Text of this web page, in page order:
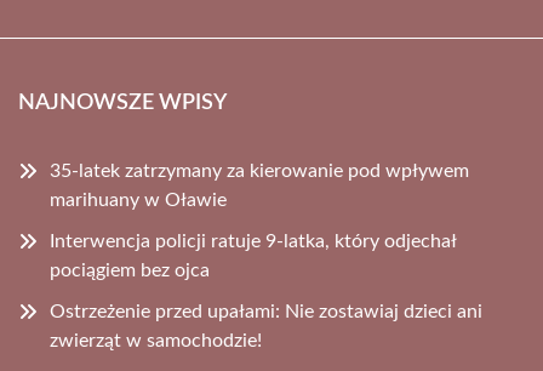
NAJNOWSZE WPISY
35-latek zatrzymany za kierowanie pod wpływem
marihuany w Oławie
Interwencja policji ratuje 9-latka, który odjechał
pociągiem bez ojca
Ostrzeżenie przed upałami: Nie zostawiaj dzieci ani
zwierząt w samochodzie!